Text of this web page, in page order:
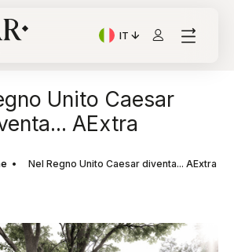
IT
Lingua corrente:
Unito Caesar
AExtra
Nel Regno Unito Caesar diventa... AExtra